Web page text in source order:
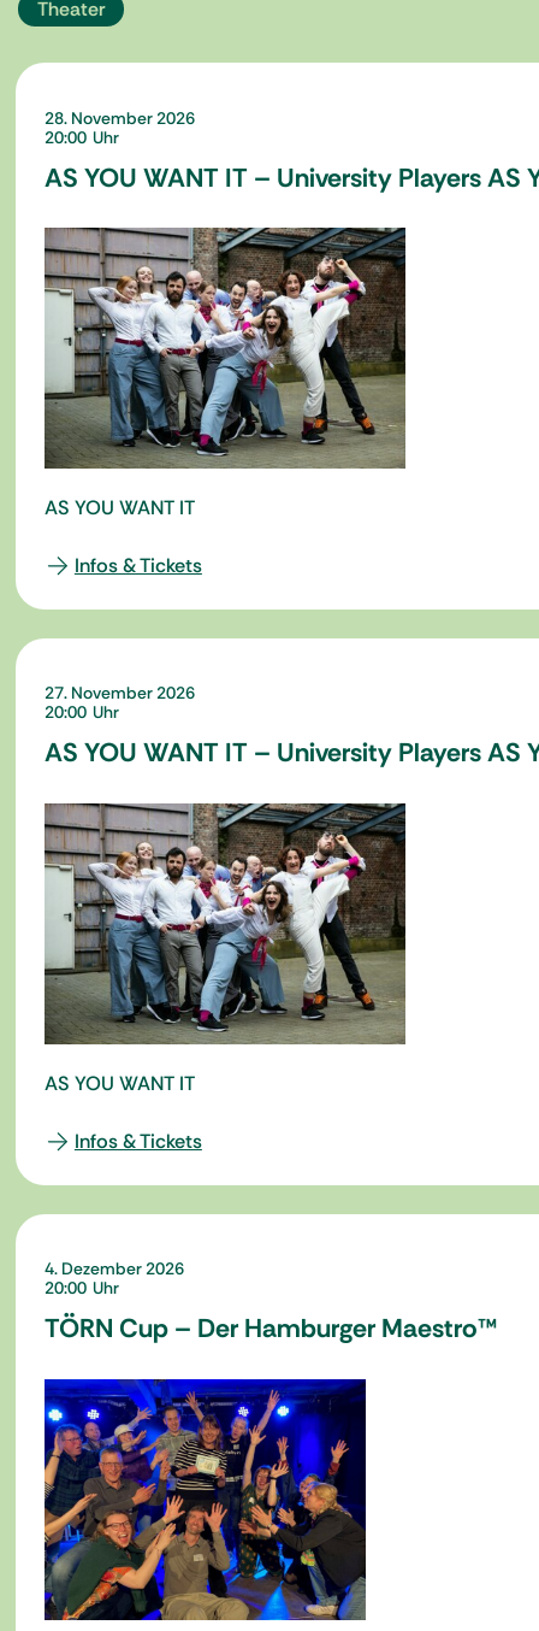
Theater
28. November 2026
20:00
AS YOU WANT IT – University Players AS
AS YOU WANT IT
Infos & Tickets
27. November 2026
20:00
AS YOU WANT IT – University Players AS
AS YOU WANT IT
Infos & Tickets
4. Dezember 2026
20:00
TÖRN Cup – Der Hamburger Maestro™